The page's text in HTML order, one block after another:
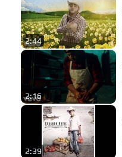
2:44
2:16
2:39